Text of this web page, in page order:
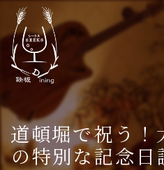
道頓堀で祝う
の特別な記念日